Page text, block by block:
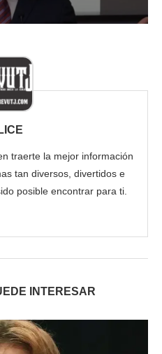
traerte la mejor información
tan diversos, divertidos e
posible encontrar para ti.
INTERESAR